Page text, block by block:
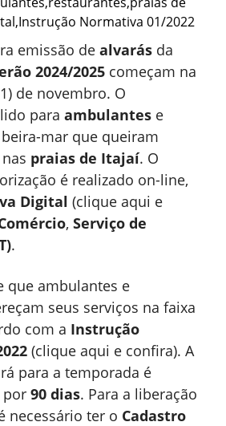
emissão de alvarás da
2024/2025 começam na
de novembro. O
para ambulantes e
mar que queiram
praias de Itajaí. O
é realizado on-line,
Digital (clique aqui e
, Serviço de
.
que ambulantes e
seus serviços na faixa
com a Instrução
(clique aqui e confira). A
para a temporada é
por 90 dias. Para a liberação
necessário ter o Cadastro